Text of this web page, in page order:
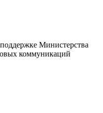
Министерства
коммуникаций